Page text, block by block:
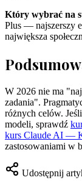
Który wybrać na
Plus — najszerszy
największa
W 2026 nie ma
zadania".
różnych celów.
modeli, sprawdź
kurs Claude AI —
zastosowaniami w
Udostępnij